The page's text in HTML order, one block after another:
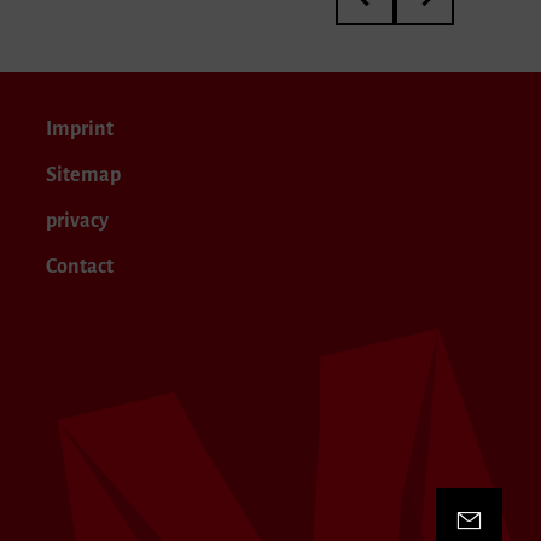
Contact
Imprint
Sitemap
privacy
Contact